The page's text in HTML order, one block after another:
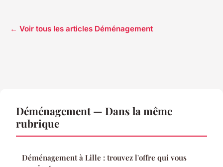
← Voir tous les articles Déménagement
Déménagement — Dans la même
rubrique
Déménagement à Lille : trouvez l'offre qui vous